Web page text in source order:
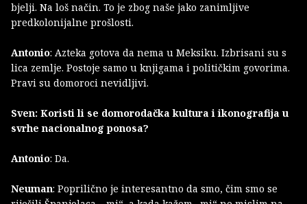
bjelji. Na loš način. To je zbog naše jako zanimljive
predkolonijalne prošlosti.
Antonio: Azteka gotova da nema u Meksiku. Izbrisani su s
lica zemlje. Postoje samo u knjigama i političkim govorima.
Pravi su domoroci nevidljivi.
Sven: Koristi li se domorodačka kultura i ikonografija u
svrhe nacionalnog ponosa?
Antonio: Da.
Neuman: Poprilično je interesantno da smo, čim smo se